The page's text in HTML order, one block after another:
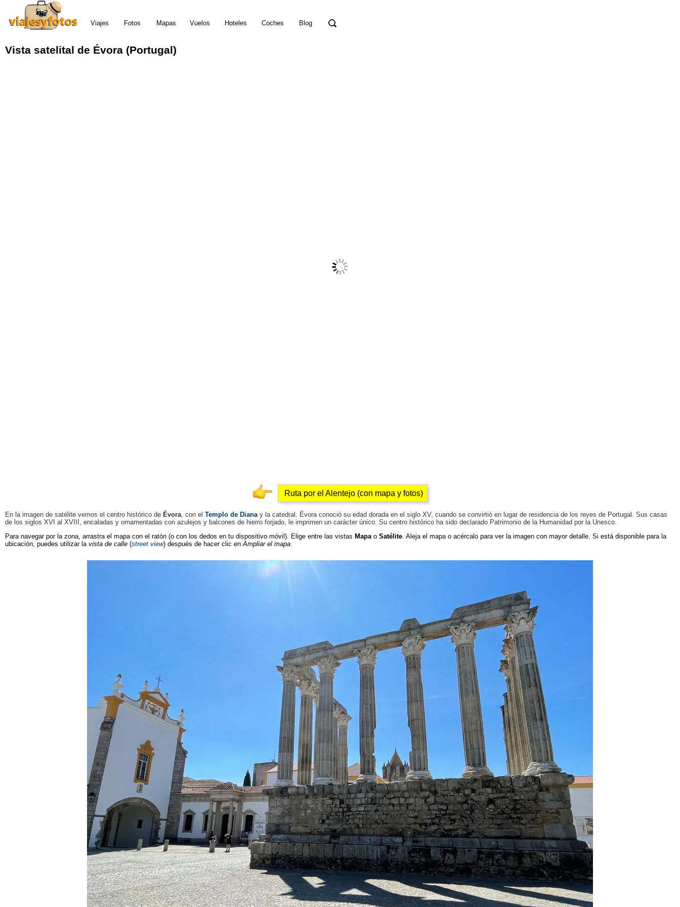
Viajes Fotos Mapas Vuelos Hoteles Coches Blog
Vista satelital de Évora (Portugal)
Ruta por el Alentejo (con mapa y fotos)
En la imagen de satélite vemos el centro histórico de Évora, con el Templo de Dianay la catedral. Évora conoció su edad dorada en el siglo XV, cuando se convirtió en lugar de residencia de los reyes de Portugal. Sus casas
de los siglos XVI al XVIII, encaladas y ornamentadas con azulejos y balcones de hierro forjado, le imprimen un carácter único. Su centro histórico ha sido declarado Patrimonio de la Humanidad por la Unesco.
Para navegar por la zona, arrastra el mapa con el ratón (o con los dedos en tu dispositivo móvil). Elige entre las vistas Mapao Satélite. Aleja el mapa o acércalo para ver la imagen con mayor detalle. Si está disponible para la
ubicación, puedes utilizar la vista de calle (street view) después de hacer clic enAmpliar el mapa.